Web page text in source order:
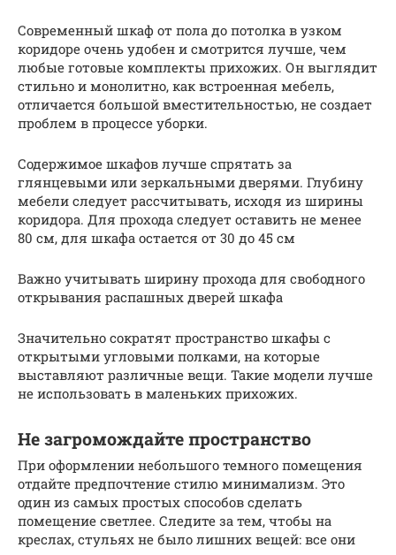
Современный шкаф от пола до потолка в узком
коридоре очень удобен и смотрится лучше, чем
любые готовые комплекты прихожих. Он выглядит
стильно и монолитно, как встроенная мебель,
отличается большой вместительностью, не создает
проблем в процессе уборки.
Содержимое шкафов лучше спрятать за
глянцевыми или зеркальными дверями. Глубину
мебели следует рассчитывать, исходя из ширины
коридора. Для прохода следует оставить не менее
80 см, для шкафа остается от 30 до 45 см
Важно учитывать ширину прохода для свободного
открывания распашных дверей шкафа
Значительно сократят пространство шкафы с
открытыми угловыми полками, на которые
выставляют различные вещи. Такие модели лучше
не использовать в маленьких прихожих.
Не загромождайте пространство
При оформлении небольшого темного помещения
отдайте предпочтение стилю минимализм. Это
один из самых простых способов сделать
помещение светлее. Следите за тем, чтобы на
креслах, стульях не было лишних вещей: все они